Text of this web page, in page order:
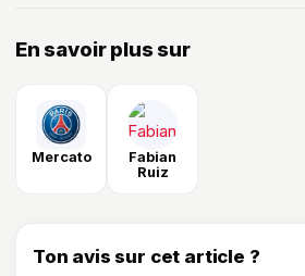
En savoir plus sur
Mercato
Fabian
Ruiz
Ton avis sur cet article ?